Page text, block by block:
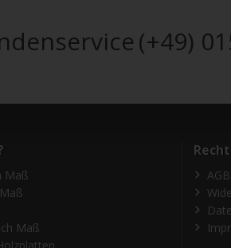
(+49)
Maß
Maß
AGB